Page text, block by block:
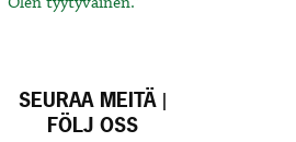
SEURAA MEITÄ |
FÖLJ OSS